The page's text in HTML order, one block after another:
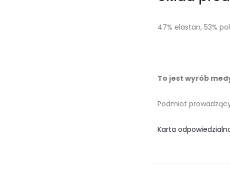
47% elastan, 53%
To jest wyrób
Podmiot
Karta